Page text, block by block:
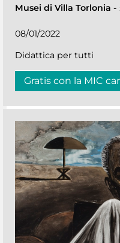
Musei di Villa Torlonia -
08/01/2022
Didattica per tutti
Gratis con la MIC